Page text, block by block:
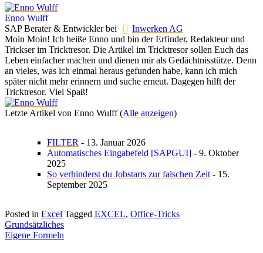
Enno Wulff
SAP Berater & Entwicklerbei
Inwerken AG
Moin Moin! Ich heiße Enno und bin der Erfinder, Redakteur und
Trickser im Tricktresor. Die Artikel im Tricktresor sollen Euch das
Leben einfacher machen und dienen mir als Gedächtnisstütze. Denn
an vieles, was ich einmal heraus gefunden habe, kann ich mich
später nicht mehr erinnern und suche erneut. Dagegen hilft der
Tricktresor. Viel Spaß!
Letzte Artikel von Enno Wulff(Alle anzeigen)
FILTER - 13. Januar 2026
Automatisches Eingabefeld [SAPGUI] - 9. Oktober
2025
So verhinderst du Jobstarts zur falschen Zeit - 15.
September 2025
Posted in Excel Tagged EXCEL, Office-Tricks
Beitragsnavigation
Grundsätzliches
Eigene Formeln